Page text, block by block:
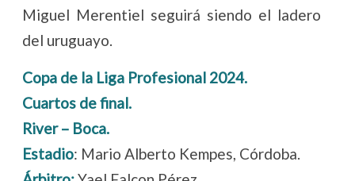
Miguel Merentiel seguirá siendo el ladero
del uruguayo.
Copa de la Liga Profesional 2024.
Cuartos de final.
River – Boca.
Estadio: Mario Alberto Kempes, Córdoba.